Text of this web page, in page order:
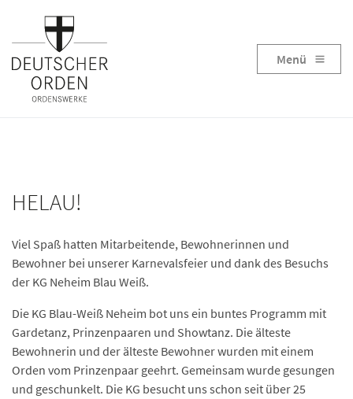
Menü
HELAU!
Viel Spaß hatten Mitarbeitende, Bewohnerinnen und
Bewohner bei unserer Karnevalsfeier und dank des Besuchs
der KG Neheim Blau Weiß.
Die KG Blau-Weiß Neheim bot uns ein buntes Programm mit
Gardetanz, Prinzenpaaren und Showtanz. Die älteste
Bewohnerin und der älteste Bewohner wurden mit einem
Orden vom Prinzenpaar geehrt. Gemeinsam wurde gesungen
und geschunkelt. Die KG besucht uns schon seit über 25